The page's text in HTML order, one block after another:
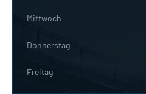
Mittwoch
Donnerstag
Freitag